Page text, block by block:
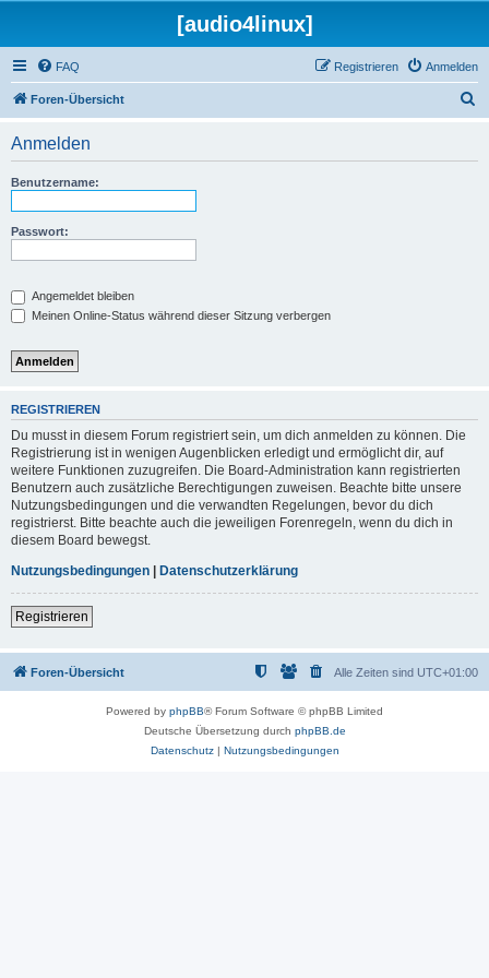
[audio4linux]
FAQ Anmelden
Registrieren
Foren-Übersicht
Anmelden
Benutzername:
Passwort:
Angemeldet bleiben
Meinen Online-Status während dieser Sitzung verbergen
REGISTRIEREN
Du musst in diesem Forum registriert sein, um dich anmelden zu können. Die
Registrierung ist in wenigen Augenblicken erledigt und ermöglicht dir, auf
weitere Funktionen zuzugreifen. Die Board-Administration kann registrierten
Benutzern auch zusätzliche Berechtigungen zuweisen. Beachte bitte unsere
Nutzungsbedingungen und die verwandten Regelungen, bevor du dich
registrierst. Bitte beachte auch die jeweiligen Forenregeln, wenn du dich in
diesem Board bewegst.
Nutzungsbedingungen | Datenschutzerklärung
Registrieren
Foren-Übersicht Alle Zeiten sind UTC+01:00
Powered by phpBB® Forum Software © phpBB Limited
Deutsche Übersetzung durch phpBB.de
Datenschutz| Nutzungsbedingungen